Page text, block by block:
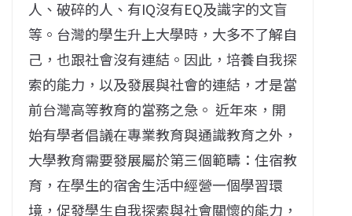
人、破碎的人、有IQ沒有EQ及識字的文盲
等。台灣的學生升上大學時，大多不了解自
己，也跟社會沒有連結。因此，培養自我探
索的能力，以及發展與社會的連結，才是當
前台灣高等教育的當務之急。 近年來，開
始有學者倡議在專業教育與通識教育之外，
大學教育需要發展屬於第三個範疇：住宿教
育，在學生的宿舍生活中經營一個學習環
境，促發學生自我探索與社會關懷的能力，